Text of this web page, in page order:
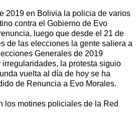
2019 en Bolivia la policia de varios
contra el Gobierno de Evo
luego que desde el 21 de
de las elecciones la gente saliera a
Generales de 2019
la protesta siguio
vuelta al día de hoy se ha
de Renuncia a Evo Morales.
los motines policiales de la Red